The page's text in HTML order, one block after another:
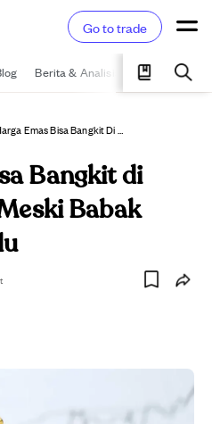
Go to trade
Berita & Analisis Pelajari
Harga Emas Bisa Bangkit Di Akhir Februari Meski Babak Belur Pekan Lalu
Bangkit di
Babak